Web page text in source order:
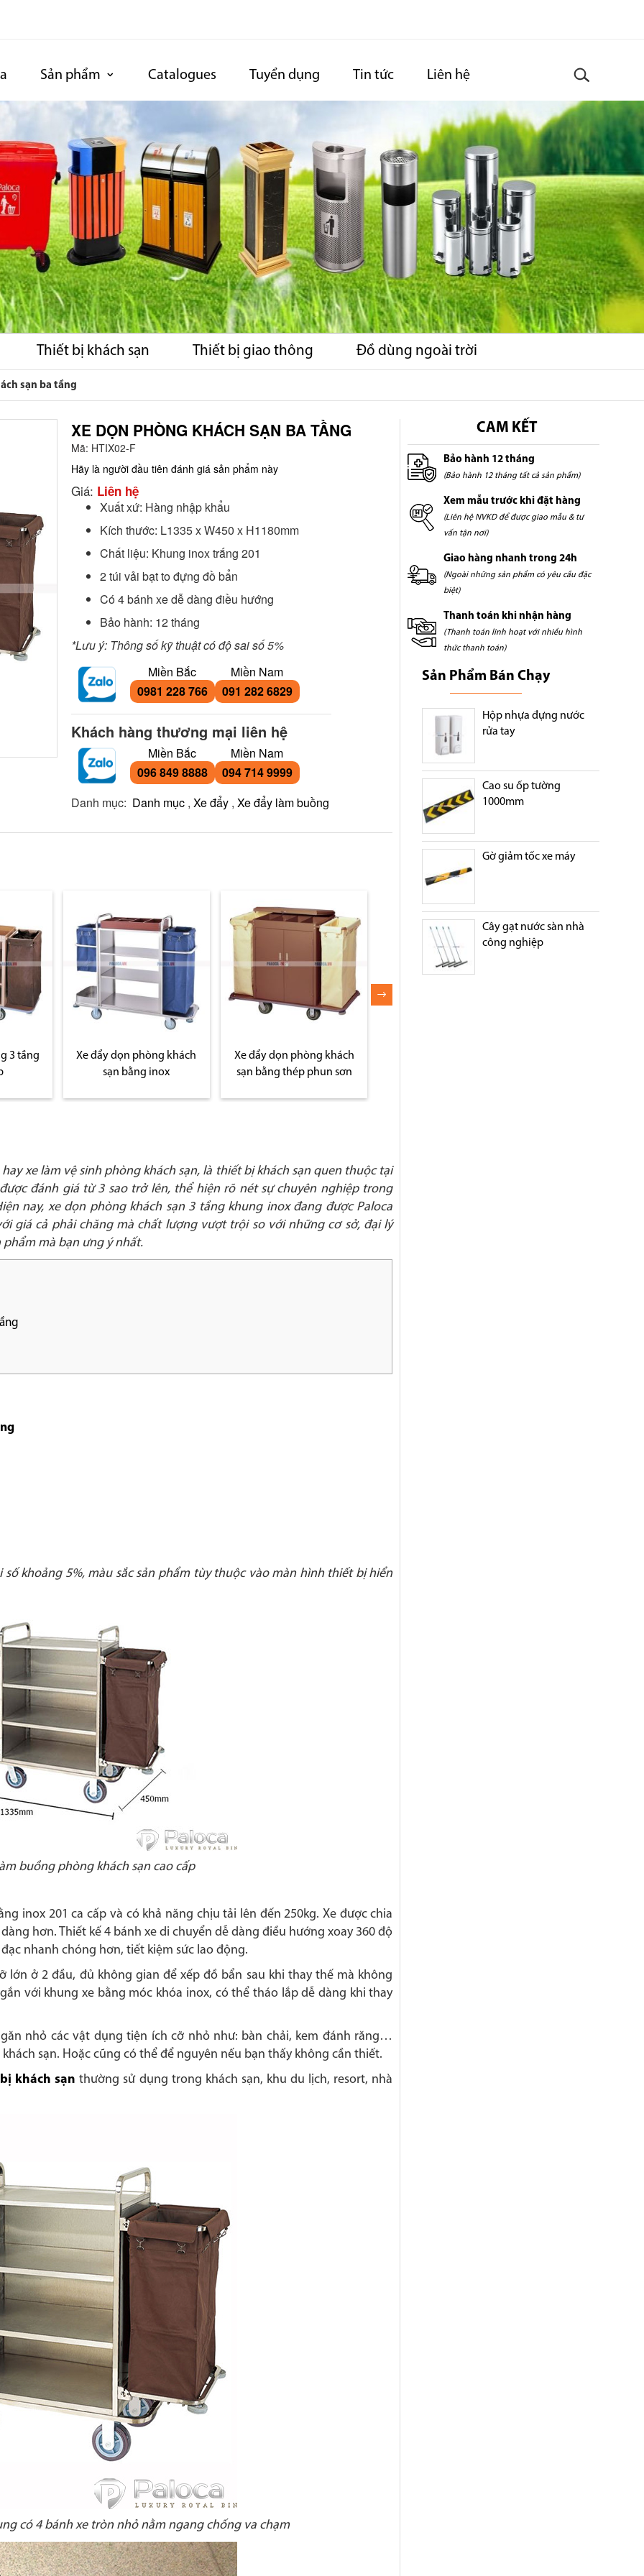
Sản phẩm Catalogues Tuyển dụng Tin tức Liên hệ
Thiết bị khách sạn Thiết bị giao thông Đồ dùng ngoài trời
sạn ba tầng
XE DỌN PHÒNG KHÁCH SẠN BA TẦNG
Mã: HTIX02-F
Hãy là người đầu tiên đánh giá sản phẩm này
Giá: Liên hệ
Xuất xứ: Hàng nhập khẩu
Kích thước: L1335 x W450 x H1180mm
Chất liệu: Khung inox trắng 201
2 túi vải bạt to đựng đồ bẩn
Có 4 bánh xe dễ dàng điều hướng
Bảo hành: 12 tháng
*Lưu ý: Thông số kỹ thuật có độ sai số 5%
Miền Bắc
0981 228 766
Miền Nam
091 282 6829
Khách hàng thương mại liên hệ
Miền Bắc
096 849 8888
Miền Nam
094 714 9999
Danh mục: Danh mục , Xe đẩy , Xe đẩy làm buồng
khách
Xe đẩy dọn phòng khách
sạn bằng thép phun sơn
Xe dọn phòng resort 2 túi
vải
Xe dọn phòng khách sạn
ba tầng
Xe đẩy dọn
hay xe làm vệ sinh phòng khách sạn, là thiết bị khách sạn quen thuộc tại
đánh giá từ 3 sao trở lên, thể hiện rõ nét sự chuyên nghiệp trong
nay, xe dọn phòng khách sạn 3 tầng khung inox đang được Paloca
giá cả phải chăng mà chất lượng vượt trội so với những cơ sở, đại lý
phẩm mà bạn ưng ý nhất.
khoảng 5%, màu sắc sản phẩm tùy thuộc vào màn hình thiết bị hiển
buồng phòng khách sạn cao cấp
inox 201 ca cấp và có khả năng chịu tải lên đến 250kg. Xe được chia
hơn. Thiết kế 4 bánh xe di chuyển dễ dàng điều hướng xoay 360 độ
nhanh chóng hơn, tiết kiệm sức lao động.
ở 2 đầu, đủ không gian để xếp đồ bẩn sau khi thay thế mà không
với khung xe bằng móc khóa inox, có thể tháo lắp dễ dàng khi thay
nhỏ các vật dụng tiện ích cỡ nhỏ như: bàn chải, kem đánh răng…
sạn. Hoặc cũng có thể để nguyên nếu bạn thấy không cần thiết.
khách sạn thường sử dụng trong khách sạn, khu du lịch, resort, nhà
có 4 bánh xe tròn nhỏ nằm ngang chống va chạm
CAM KẾT
Bảo hành 12 tháng
(Bảo hành 12 tháng tất cả sản phẩm)
Xem mẫu trước khi đặt hàng
(Liên hệ NVKD để được giao mẫu & tư
vấn tận nơi)
Giao hàng nhanh trong 24h
(Ngoài những sản phẩm có yêu cầu đặc
biệt)
Thanh toán khi nhận hàng
(Thanh toán linh hoạt với nhiều hình
thức thanh toán)
Sản Phẩm Bán Chạy
Hộp nhựa đựng nước
rửa tay
Cao su ốp tường
1000mm
Gờ giảm tốc xe máy
Cây gạt nước sàn nhà
công nghiệp